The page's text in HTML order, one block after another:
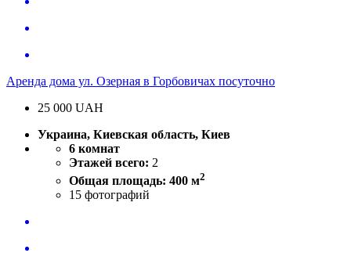
Аренда дома ул. Озерная в Горбовичах посуточно
25 000 UAH
Украина, Киевская область, Киев
6 комнат
Этажей всего: 2
Общая площадь: 400 м2
15 фотографий